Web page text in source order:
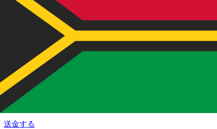
Xe 国際送金
オンラインの送金が迅速、安全、簡単に行えます。ライブの
追跡と通知に加え、柔軟な配信と支払いオプションをご利用
いただけます。
送金する